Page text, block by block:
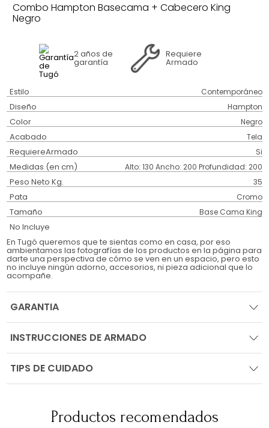
Combo Hampton Basecama + Cabecero King
Negro
2 años de
garantía
Requiere
Armado
Estilo Contemporáneo
Diseño Hampton
Color Negro
Acabado Tela
RequiereArmado Si
Medidas (en cm) Alto: 130 Ancho: 200 Profundidad: 200
Peso Neto Kg. 35
Pata Cromo
Tamaño Base Cama King
No Incluye
En Tugó queremos que te sientas como en casa, por eso
ambientamos las fotografías de los productos en la página para
darte una perspectiva de cómo se ven en un espacio, pero esto
no incluye ningún adorno, accesorios, ni pieza adicional que lo
acompañe.
GARANTIA
INSTRUCCIONES DE ARMADO
TIPS DE CUIDADO
Productos recomendados